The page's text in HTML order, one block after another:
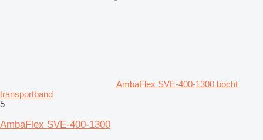
AmbaFlex SVE-400-1300 bocht
transportband
5
AmbaFlex SVE-400-1300